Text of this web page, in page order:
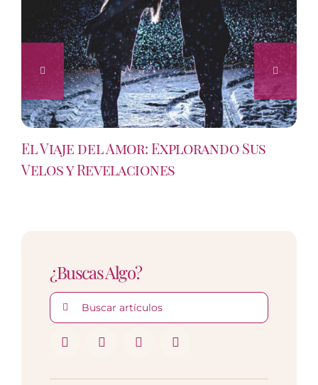
El Viaje del Amor: Explorando Sus
Velos y Revelaciones
¿Buscas Algo?
Buscar: